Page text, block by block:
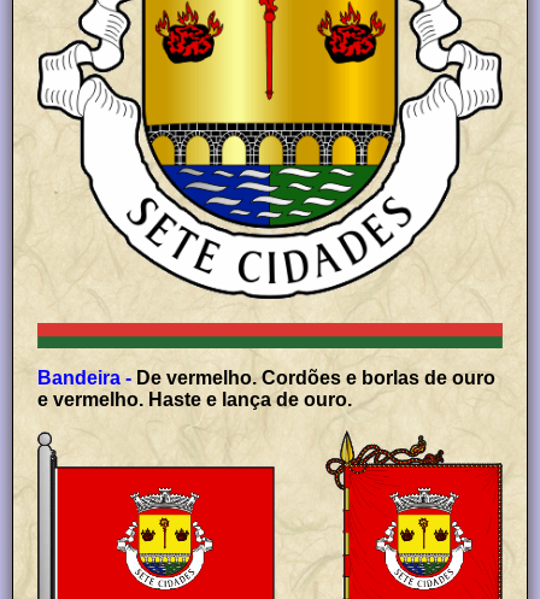
Bandeira - De vermelho. Cordões e borlas de ouro
e vermelho. Haste e lança de ouro.